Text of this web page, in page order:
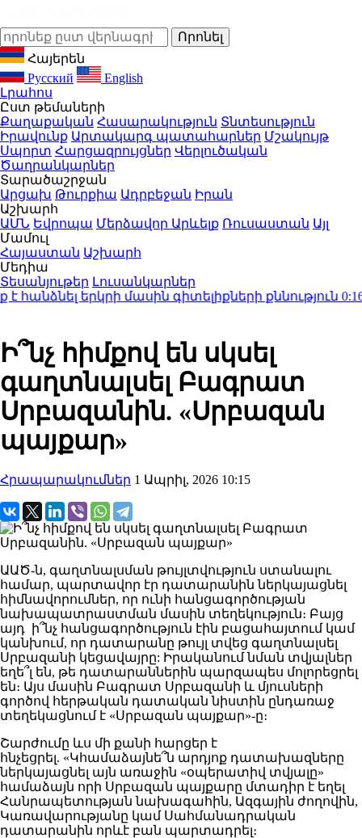
Հայերեն
Русский
English
Լրահոս
Ըստ թեմաների
Քաղաքական Հասարակություն Տնտեսություն
Իրավունք Արտակարգ պատահարներ Մշակույթ
Սպորտ Հարցազրույցներ Վերլուծական
Ծաղրանկարներ
Տարածաշրջան
Արցախ Թուրքիա Ադրբեջան Իրան
Աշխարհ
ԱՄՆ Եվրոպա Մերձավոր Արևելք Ռուսաստան Այլ
Մամուլ
Հայաստան Աշխարհ
Մեդիա
Տեսանյութեր Լուսանկարներ
երկրի մասին գիտելիքների քննություն0:16
Ի՞նչ հիմքով են սկսել
գաղտնալսել Բագրատ
Սրբազանին. «Սրբազան
պայքար»
Հրապարակումներ 1 Ապրիլ, 2026 10:15
ԱԱԾ-ն, գաղտնալսման թույլտվություն ստանալու
համար, պարտավոր էր դատարանին ներկայացնել
հիմնավորումներ, որ ունի հանցագործության
նախապատրաստման մասին տեղեկություն։ Բայց
այդ ի՞նչ հանցագործություն էին բացահայտում կամ
կանխում, որ դատարանը թույլ տվեց գաղտնալսել
Սրբազանի կեցավայրը: Իրականում նման տվյալներ
եղե՞լ են, թե դատարաններին պարզապես մոլորեցրել
են։ Այս մասին Բագրատ Սրբազանի և մյուսների
գործով հերթական դատական նիստին ընդառաջ
տեղեկացնում է «Սրբազան պայքար»-ը։
Շարժումը ևս մի քանի հարցեր է
հնչեցրել. «Կհամաձայնե՞ն արդյոք դատախազները
ներկայացնել այն առաջին «օպերատիվ տվյալը»
համաձայն որի Սրբազան պայքարը մտադիր է եղել
Հանրապետության նախագահին, Ազգային ժողովին,
Կառավարությանը կամ Սահմանադրական
դատարանին որևէ բան պարտադրել։